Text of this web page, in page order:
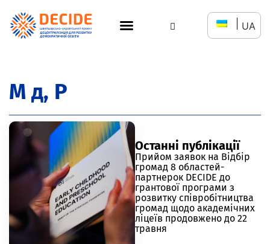
UA
М д, Р
Останні публікації
Прийом заявок на Відбір
громад 8 областей-
партнерок DECIDE до
грантової програми з
розвитку співробітництва
громад щодо академічних
ліцеїв продовжено до 22
травня